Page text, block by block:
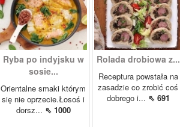
Ryba po indyjsku w
sosie...
Orientalne smaki którym
się nie oprzecie.Łosoś i
dorsz... ⇖ 1000
Rolada drobiowa z...
Receptura powstała na
zasadzie co zrobić coś
dobrego i... ⇖ 691